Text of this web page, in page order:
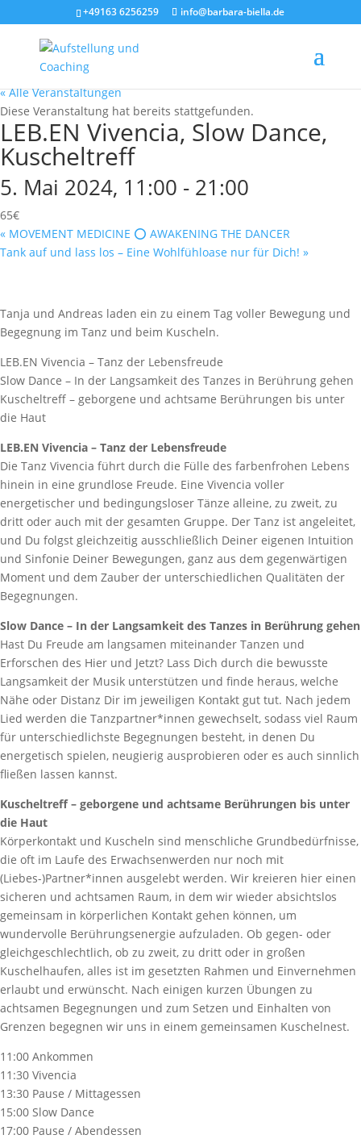
+49163 6256259 info@barbara-biella.de
« Alle Veranstaltungen
Diese Veranstaltung hat bereits stattgefunden.
LEB.EN Vivencia, Slow Dance,
Kuscheltreff
5. Mai 2024, 11:00 - 21:00
65€
« MOVEMENT MEDICINE ⭕️ AWAKENING THE DANCER
Tank auf und lass los – Eine Wohlfühloase nur für Dich! »
Tanja und Andreas laden ein zu einem Tag voller Bewegung und
Begegnung im Tanz und beim Kuscheln.
LEB.EN Vivencia – Tanz der Lebensfreude
Slow Dance – In der Langsamkeit des Tanzes in Berührung gehen
Kuscheltreff – geborgene und achtsame Berührungen bis unter
die Haut
LEB.EN Vivencia – Tanz der Lebensfreude
Die Tanz Vivencia führt durch die Fülle des farbenfrohen Lebens
hinein in eine grundlose Freude. Eine Vivencia voller
energetischer und bedingungsloser Tänze alleine, zu zweit, zu
dritt oder auch mit der gesamten Gruppe. Der Tanz ist angeleitet,
und Du folgst gleichzeitig ausschließlich Deiner eigenen Intuition
und Sinfonie Deiner Bewegungen, ganz aus dem gegenwärtigen
Moment und dem Zauber der unterschiedlichen Qualitäten der
Begegnungen.
Slow Dance – In der Langsamkeit des Tanzes in Berührung gehen
Hast Du Freude am langsamen miteinander Tanzen und
Erforschen des Hier und Jetzt? Lass Dich durch die bewusste
Langsamkeit der Musik unterstützen und finde heraus, welche
Nähe oder Distanz Dir im jeweiligen Kontakt gut tut. Nach jedem
Lied werden die Tanzpartner*innen gewechselt, sodass viel Raum
für unterschiedlichste Begegnungen besteht, in denen Du
energetisch spielen, neugierig ausprobieren oder es auch sinnlich
fließen lassen kannst.
Kuscheltreff – geborgene und achtsame Berührungen bis unter
die Haut
Körperkontakt und Kuscheln sind menschliche Grundbedürfnisse,
die oft im Laufe des Erwachsenwerden nur noch mit
(Liebes-)Partner*innen ausgelebt werden. Wir kreieren hier einen
sicheren und achtsamen Raum, in dem wir wieder absichtslos
gemeinsam in körperlichen Kontakt gehen können, um
wundervolle Berührungsenergie aufzuladen. Ob gegen- oder
gleichgeschlechtlich, ob zu zweit, zu dritt oder in großen
Kuschelhaufen, alles ist im gesetzten Rahmen und Einvernehmen
erlaubt und erwünscht. Nach einigen kurzen Übungen zu
achtsamen Begegnungen und zum Setzen und Einhalten von
Grenzen begegnen wir uns in einem gemeinsamen Kuschelnest.
11:00 Ankommen
11:30 Vivencia
13:30 Pause / Mittagessen
15:00 Slow Dance
17:00 Pause / Abendessen